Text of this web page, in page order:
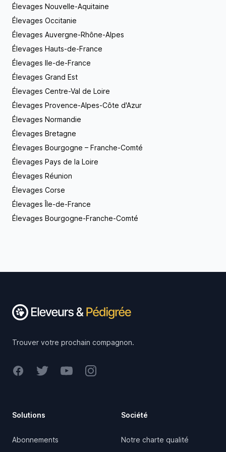
souhaitez qu’ils fassent partie de votre vie,
n’hésitez surtout pas et contactez-nous au plus
vite, pour plus d’information !
Élevages Nouvelle-Aquitaine
Élevages Occitanie
Élevages Auvergne-Rhône-Alpes
Élevages Hauts-de-France
Élevages Ile-de-France
Élevages Grand Est
Élevages Centre-Val de Loire
Élevages Provence-Alpes-Côte d'Azur
Élevages Normandie
Élevages Bretagne
Élevages Bourgogne – Franche-Comté
Élevages Pays de la Loire
Élevages Réunion
Élevages Corse
Élevages Île-de-France
Élevages Bourgogne-Franche-Comté
Trouver votre prochain compagnon.
FacebookTwitterYoutubeInstagram
Solutions
Abonnements
Société
Notre charte qualité